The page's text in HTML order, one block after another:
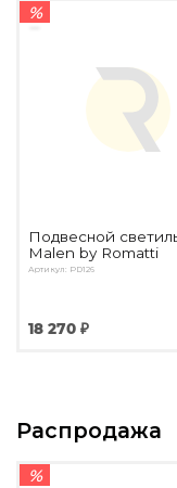
%
Подвесной
Malen by Romatti
Артикул: PD126
18 270 ₽
Распродажа
%